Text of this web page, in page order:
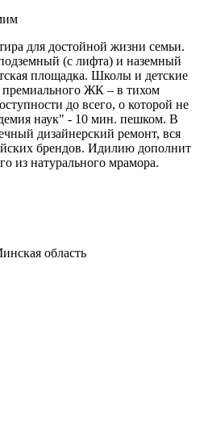
для достойной жизни семьи.
(с лифта) и наземный
площадка. Школы и детские
премиального ЖК – в тихом
до всего, о которой не
наук" - 10 мин. пешком. В
дизайнерский ремонт, вся
брендов. Идилию дополнит
из натурального мрамора.
область